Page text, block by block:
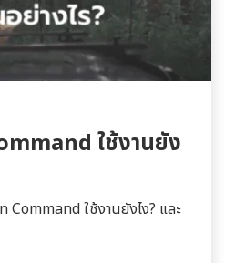
ใช้งานยัง
ใช้งานยังไง? และ